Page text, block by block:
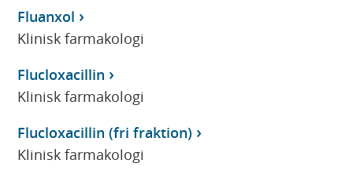
Fluanxol
Klinisk farmakologi
Flucloxacillin
Klinisk farmakologi
Flucloxacillin (fri fraktion)
Klinisk farmakologi